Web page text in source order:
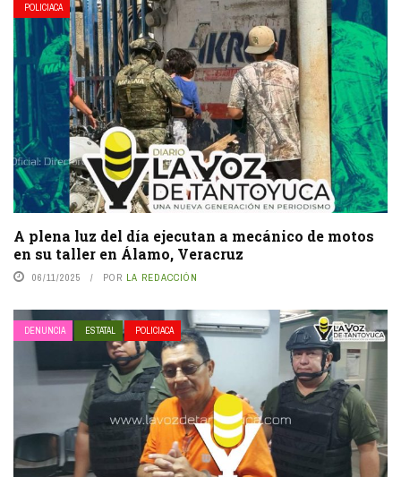
POLICIACA
A plena luz del día ejecutan a mecánico de motos
en su taller en Álamo, Veracruz
06/11/2025 POR LA REDACCIÓN
DENUNCIA ESTATAL POLICIACA